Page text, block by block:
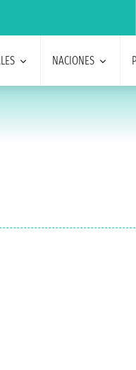
NACIONES